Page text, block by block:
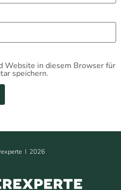
Website in diesem Browser für
speichern.
I 2026